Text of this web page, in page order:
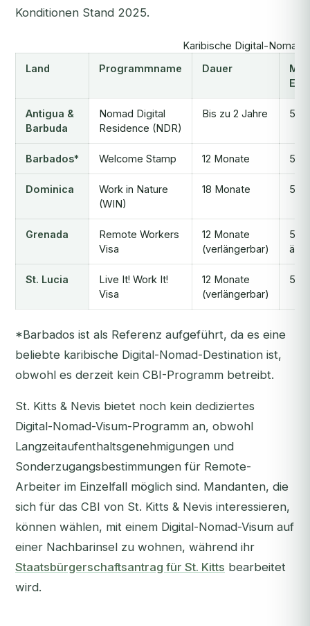
Konditionen Stand 2025.
Karibische Digital-
Land
Programmname Dauer
Antigua &
Barbuda
Nomad Digital
Residence (NDR)
Bis zu 2 Jahre
Barbados* Welcome Stamp 12 Monate
Dominica
Work in Nature
(WIN)
18 Monate
Grenada
Remote Workers
Visa
12 Monate
(verlängerbar)
St. Lucia
Live It! Work It!
Visa
12 Monate
(verlängerbar)
*Barbados ist als Referenz aufgeführt, da es eine
beliebte karibische Digital-Nomad-Destination ist,
obwohl es derzeit kein CBI-Programm betreibt.
St. Kitts & Nevis bietet noch kein dediziertes
Digital-Nomad-Visum-Programm an, obwohl
Langzeitaufenthaltsgenehmigungen und
Sonderzugangsbestimmungen für Remote-
Arbeiter im Einzelfall möglich sind. Mandanten, die
sich für das CBI von St. Kitts & Nevis interessieren,
können wählen, mit einem Digital-Nomad-Visum auf
einer Nachbarinsel zu wohnen, während ihr
Staatsbürgerschaftsantrag für St. Kitts bearbeitet
wird.